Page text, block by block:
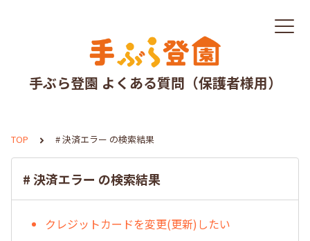
手ぶら登園 よくある質問（保護者様用）
TOP # 決済エラー の検索結果
# 決済エラー の検索結果
クレジットカードを変更(更新)したい